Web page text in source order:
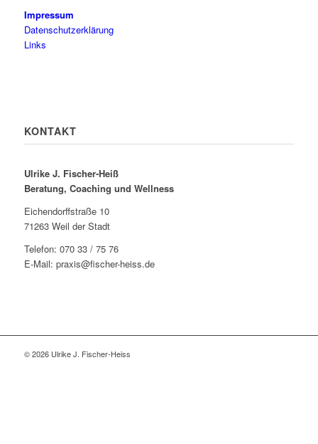
Impressum
Datenschutzerklärung
Links
KONTAKT
Ulrike J. Fischer-Heiß
Beratung, Coaching und Wellness
Eichendorffstraße 10
71263 Weil der Stadt
Telefon: 070 33 / 75 76
E-Mail: praxis@fischer-heiss.de
© 2026 Ulrike J. Fischer-Heiss